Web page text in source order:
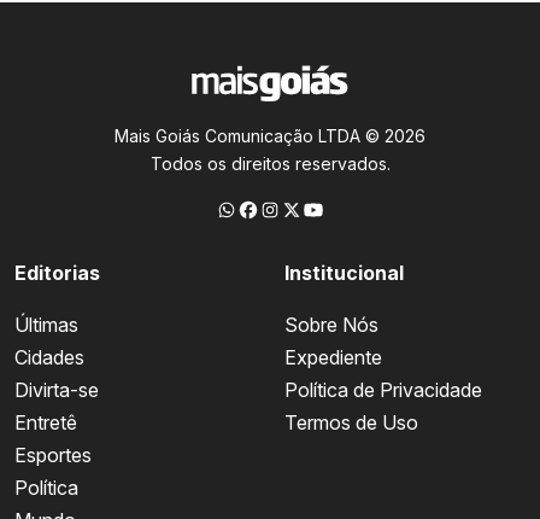
Mais Goiás Comunicação LTDA © 2026
Todos os direitos reservados.
Editorias
Últimas
Cidades
Divirta-se
Entretê
Esportes
Política
Institucional
Sobre Nós
Expediente
Política de Privacidade
Termos de Uso